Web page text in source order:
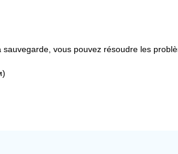
vous pouvez résoudre les